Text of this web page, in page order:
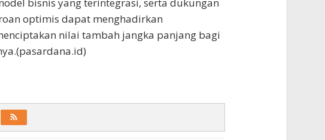
bisnis yang terintegrasi, serta dukungan
optimis dapat menghadirkan
nilai tambah jangka panjang bagi